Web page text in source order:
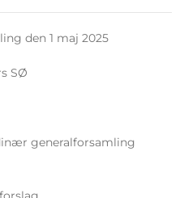
den 1 maj 2025
SØ
generalforsamling